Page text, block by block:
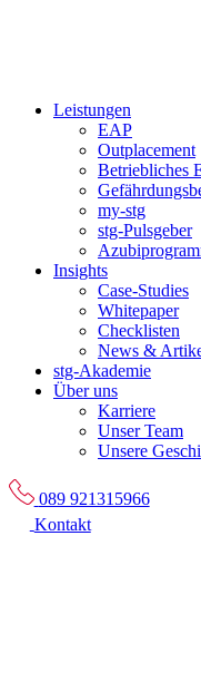
Leistungen
EAP
Outplacement
Betriebliches
my-stg
stg-Pulsgeber
Insights
Case-Studies
Whitepaper
Checklisten
News &
stg-Akademie
Über uns
Karriere
Unser Team
Unsere
089 921315966
Kontakt